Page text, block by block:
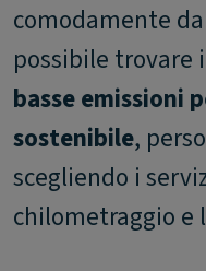
comodamente
possibile trovare i
basse emissioni
sostenibile,
scegliendo i
chilometraggio e